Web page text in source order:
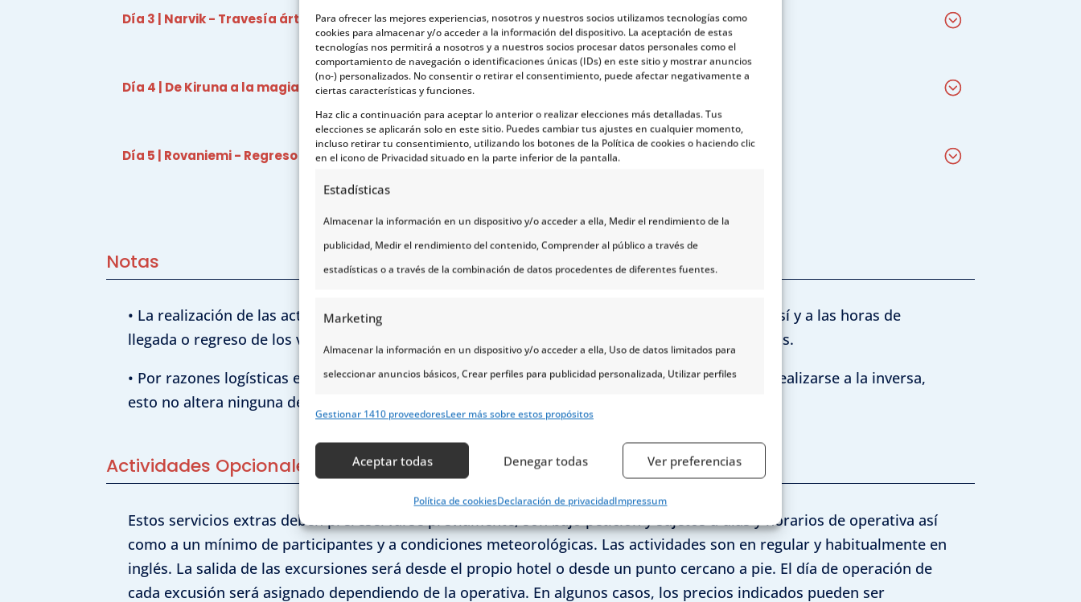
Para ofrecer las mejores experiencias, nosotros y nuestros socios utilizamos tecnologías como
cookies para almacenar y/o acceder a la información del dispositivo. La aceptación de estas
tecnologías nos permitirá a nosotros y a nuestros socios procesar datos personales como el
comportamiento de navegación o identificaciones únicas (IDs) en este sitio y mostrar anuncios
(no-) personalizados. No consentir o retirar el consentimiento, puede afectar negativamente a
ciertas características y funciones.
Haz clic a continuación para aceptar lo anterior o realizar elecciones más detalladas. Tus
elecciones se aplicarán solo en este sitio. Puedes cambiar tus ajustes en cualquier momento,
incluso retirar tu consentimiento, utilizando los botones de la Política de cookies o haciendo clic
en el icono de Privacidad situado en la parte inferior de la pantalla.
Estadísticas
Almacenar la información en un dispositivo y/o acceder a ella, Medir el rendimiento de la
publicidad, Medir el rendimiento del contenido, Comprender al público a través de
estadísticas o a través de la combinación de datos procedentes de diferentes fuentes.
Marketing
Almacenar la información en un dispositivo y/o acceder a ella, Uso de datos limitados para
seleccionar anuncios básicos, Crear perfiles para publicidad personalizada, Utilizar perfiles
Uso de perfiles para la selección de contenido personalizado, Desarrollo y mejora de los
servicios, Uso de datos limitados con el objetivo de seleccionar el contenido.
Cotejo y combinación de datos procedentes de otras fuentes de información,
Vincular diferentes dispositivos, Identificación de dispositivos en función de la
información transmitida de forma automática.
Gestionar 1410 proveedoresLeer más sobre estos propósitos
Aceptar todas Denegar todas Ver preferencias
Política de cookiesDeclaración de privacidadImpressum
Día 3 | Narvik - Travesía ártica hacia Suecia - Kiruna (D) 180 KM
Día 4 | De Kiruna a la magia de la Laponia Finlandesa de Rovaniemi (D) 340 km
Día 5 | Rovaniemi - Regreso (D)
Notas
• La realización de las actividades opcionales está sujeta a la compatibilidad de horarios entre sí y a las horas de
llegada o regreso de los vuelos; por lo tanto, en ciertos casos no será posible contratarlas todas.
• Por razones logísticas el programa puede sufrir variaciones en el orden de las actividades o realizarse a la inversa,
esto no altera ninguna de las inclusiones publicadas.
Actividades Opcionales
Estos servicios extras deben prereservarse previamente, son bajo petición y sujetos a días y horarios de operativa así
como a un mínimo de participantes y a condiciones meteorológicas. Las actividades son en regular y habitualmente en
inglés. La salida de las excursiones será desde el propio hotel o desde un punto cercano a pie. El día de operación de
cada excusión será asignado dependiendo de la operativa. En algunos casos, los precios indicados pueden ser